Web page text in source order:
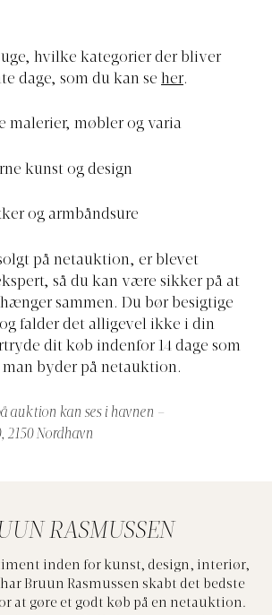
uge, hvilke kategorier der bliver
dage, som du kan se her.
malerier, møbler og varia
kunst og design
og armbåndsure
på netauktion, er blevet
så du kan være sikker på at
sammen. Du bør besigtige
falder det alligevel ikke i din
dit køb indenfor 14 dage som
byder på netauktion.
auktion kan ses i havnen –
2150 Nordhavn
RASMUSSEN
inden for kunst, design, interiør,
Bruun Rasmussen skabt det bedste
at gøre et godt køb på en netauktion.